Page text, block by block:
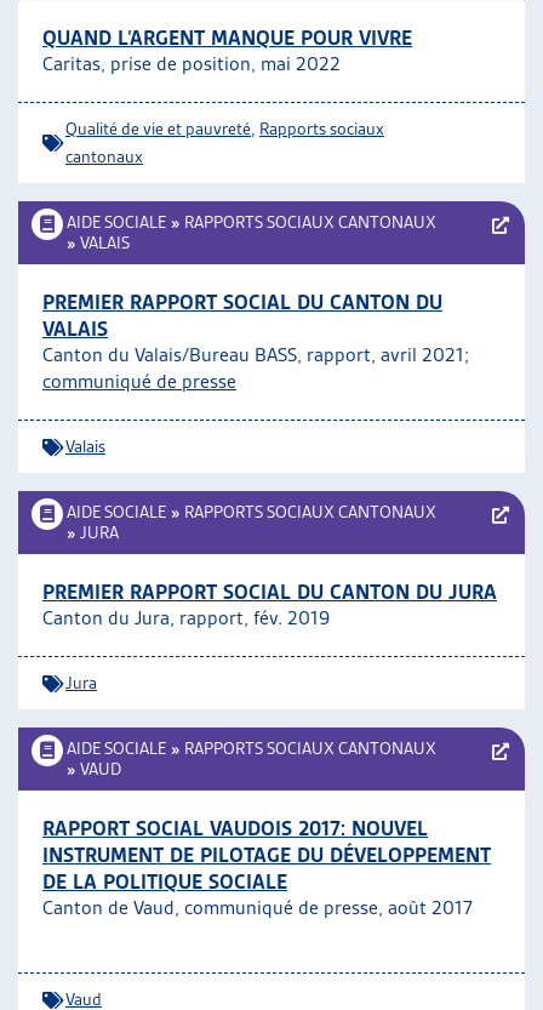
QUAND L’ARGENT MANQUE POUR VIVRE
Caritas, prise de position, mai 2022
Qualité de vie et pauvreté Rapports sociaux
cantonaux
AIDE SOCIALE » RAPPORTS SOCIAUX CANTONAUX
» VALAIS
PREMIER RAPPORT SOCIAL DU CANTON DU
VALAIS
Canton du Valais/Bureau BASS, rapport, avril 2021;
communiqué de presse
Valais
AIDE SOCIALE » RAPPORTS SOCIAUX CANTONAUX
» JURA
PREMIER RAPPORT SOCIAL DU CANTON DU JURA
Canton du Jura, rapport, fév. 2019
Jura
AIDE SOCIALE » RAPPORTS SOCIAUX CANTONAUX
» VAUD
RAPPORT SOCIAL VAUDOIS 2017: NOUVEL
INSTRUMENT DE PILOTAGE DU DÉVELOPPEMENT
DE LA POLITIQUE SOCIALE
Canton de Vaud, communiqué de presse, août 2017
Vaud